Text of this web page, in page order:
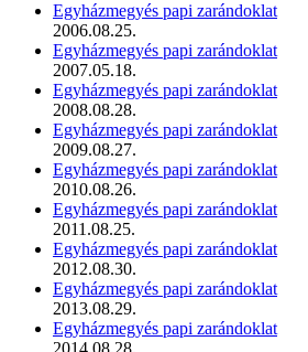
Egyházmegyés papi zarándoklat
2006.08.25.
Egyházmegyés papi zarándoklat
2007.05.18.
Egyházmegyés papi zarándoklat
2008.08.28.
Egyházmegyés papi zarándoklat
2009.08.27.
Egyházmegyés papi zarándoklat
2010.08.26.
Egyházmegyés papi zarándoklat
2011.08.25.
Egyházmegyés papi zarándoklat
2012.08.30.
Egyházmegyés papi zarándoklat
2013.08.29.
Egyházmegyés papi zarándoklat